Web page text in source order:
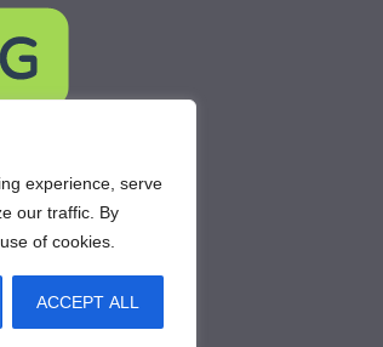
experience, serve
our traffic. By
of cookies.
ACCEPT ALL